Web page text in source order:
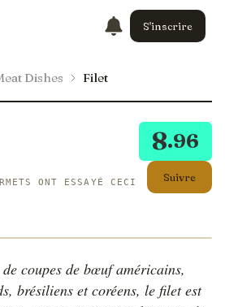
S'inscrire
Dishes Filet
8.96
Suivre
ONT ESSAYÉ CECI
coupes de bœuf américains,
brésiliens et coréens, le filet est